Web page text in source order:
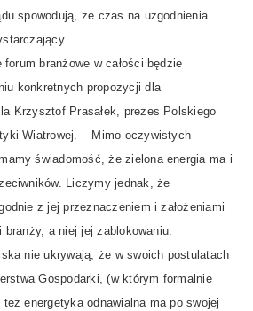
spowodują, że czas na uzgodnienia
branżowe w całości będzie
konkretnych propozycji dla
Krzysztof Prasałek, prezes Polskiego
Wiatrowej. – Mimo oczywistych
świadomość, że zielona energia ma i
Liczymy jednak, że
z jej przeznaczeniem i założeniami
branży, a niej jej zablokowaniu.
nie ukrywają, że w swoich postulatach
Gospodarki, (w którym formalnie
energetyka odnawialna ma po swojej